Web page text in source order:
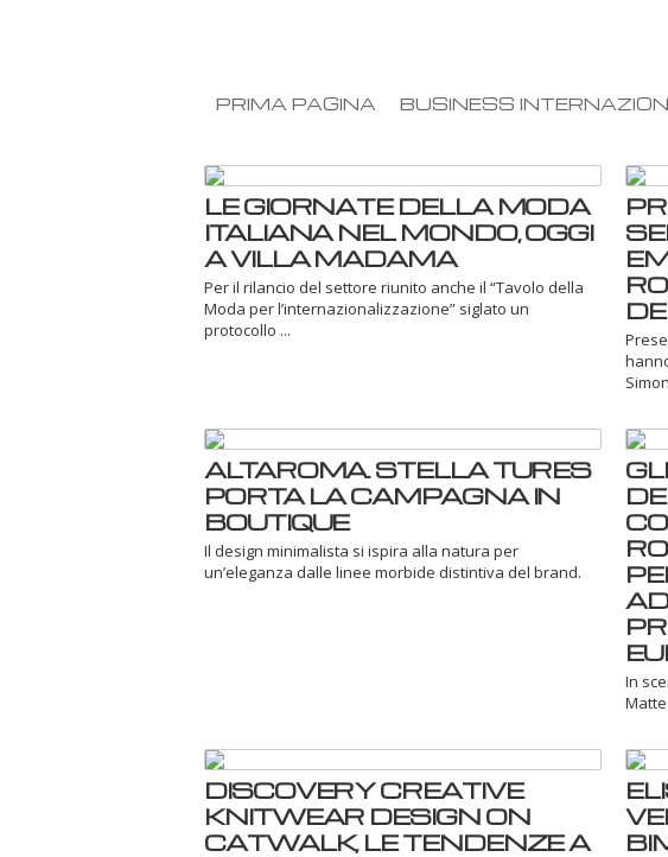
PRIMA PAGINA BUSINESS
LE GIORNATE DELLA MODA
ITALIANA NEL MONDO, OGGI
A VILLA MADAMA
Per il rilancio del settore riunito anche il “Tavolo della
Moda per l’internazionalizzazione” siglato un
protocollo ...
ALTAROMA. STELLA TURES
PORTA LA CAMPAGNA IN
BOUTIQUE
Il design minimalista si ispira alla natura per
un’eleganza dalle linee morbide distintiva del brand.
In
DISCOVERY CREATIVE
KNITWEAR DESIGN ON
CATWALK, LE TENDENZE A